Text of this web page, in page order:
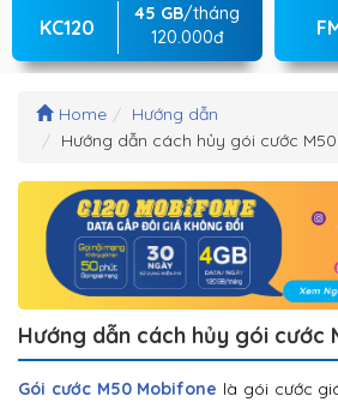
KC120
45 GB/tháng
120.000đ
Home
Hướng dẫn
Hướng dẫn cách hủy gói cước
Hướng dẫn cách hủy gói cước
Gói cước M50 Mobifone là gói cước